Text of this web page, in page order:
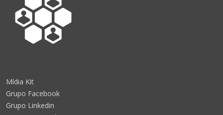
Mídia Kit
Grupo Facebook
Grupo Linkedin